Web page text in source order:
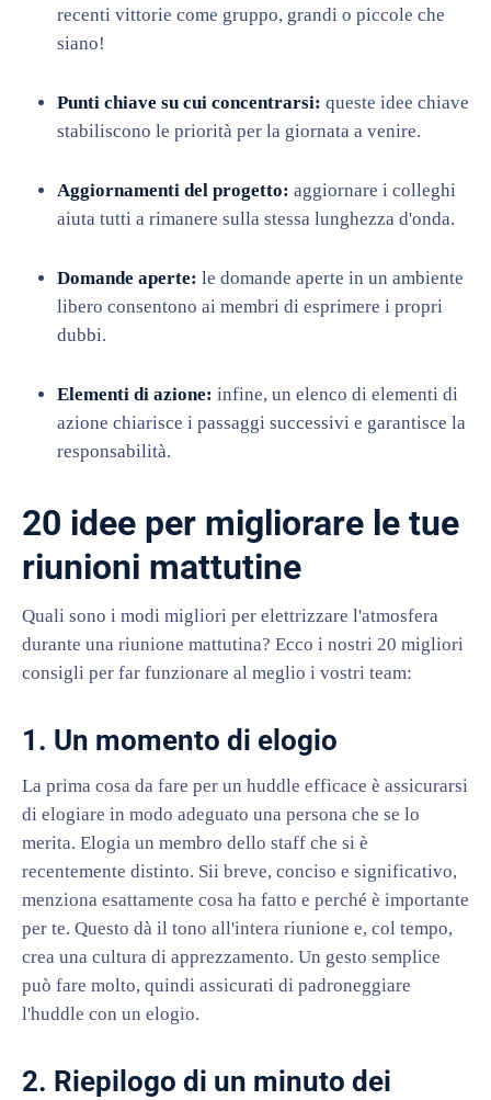
recenti vittorie come gruppo, grandi o piccole che
siano!
Punti chiave su cui concentrarsi: queste idee chiave
stabiliscono le priorità per la giornata a venire.
Aggiornamenti del progetto: aggiornare i colleghi
aiuta tutti a rimanere sulla stessa lunghezza d'onda.
Domande aperte: le domande aperte in un ambiente
libero consentono ai membri di esprimere i propri
dubbi.
Elementi di azione: infine, un elenco di elementi di
azione chiarisce i passaggi successivi e garantisce la
responsabilità.
20 idee per migliorare le tue
riunioni mattutine
Quali sono i modi migliori per elettrizzare l'atmosfera
durante una riunione mattutina? Ecco i nostri 20 migliori
consigli per far funzionare al meglio i vostri team:
1. Un momento di elogio
La prima cosa da fare per un huddle efficace è assicurarsi
di elogiare in modo adeguato una persona che se lo
merita. Elogia un membro dello staff che si è
recentemente distinto. Sii breve, conciso e significativo,
menziona esattamente cosa ha fatto e perché è importante
per te. Questo dà il tono all'intera riunione e, col tempo,
crea una cultura di apprezzamento. Un gesto semplice
può fare molto, quindi assicurati di padroneggiare
l'huddle con un elogio.
2. Riepilogo di un minuto dei